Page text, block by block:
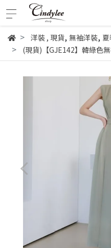
洋裝, 現貨, 無袖洋裝,
(現貨)【GJE142】韓綠色